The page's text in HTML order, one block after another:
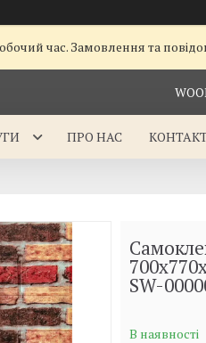
час. Замовлення та
ПРО НАС
SW-
В наявності